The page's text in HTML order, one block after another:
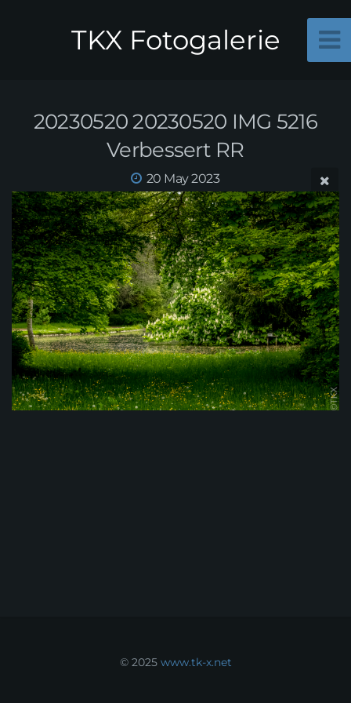
TKX Fotogalerie
20230520 20230520 IMG 5216
Verbessert RR
20 May 2023
© 2025 www.tk-x.net